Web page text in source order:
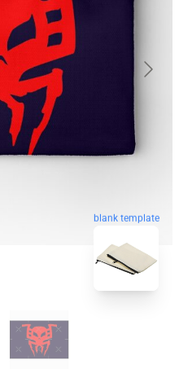
blank template